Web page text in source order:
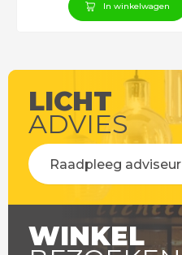
In winkelwagen
LICHT
ADVIES
Raadpleeg adviseur
WINKEL